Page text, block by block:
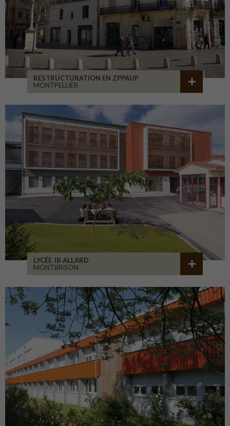
RESTRUCTURATION EN ZPPAUP
MONTPELLIER
LYCÉE JB ALLARD
MONTBRISON